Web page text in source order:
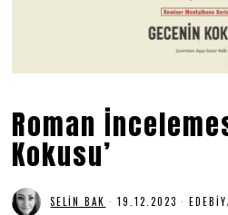
Roman
Kokusu’
SELIN BAK 19.12.2023 1